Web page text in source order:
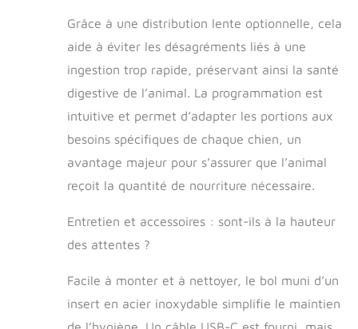
innovante
garantissent une
distribution fluide
les grandes
croquettes ou les
aliments
lyophilisés,
empêchant les
confitures et
de votre animal
alimenté par un
adaptateur
Grâce à une distribution lente optionnelle, cela
aide à éviter les désagréments liés à une
ingestion trop rapide, préservant ainsi la santé
digestive de l’animal. La programmation est
intuitive et permet d’adapter les portions aux
besoins spécifiques de chaque chien, un
avantage majeur pour s’assurer que l’animal
reçoit la quantité de nourriture nécessaire.
Entretien et accessoires : sont-ils à la hauteur
des attentes ?
Facile à monter et à nettoyer, le bol muni d’un
insert en acier inoxydable simplifie le maintien